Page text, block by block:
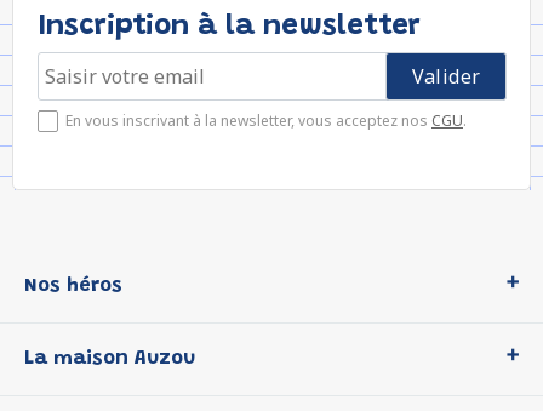
Inscription à la newsletter
En vous inscrivant à la newsletter, vous acceptez nos CGU.
Nos héros
P'tit Loup
La maison Auzou